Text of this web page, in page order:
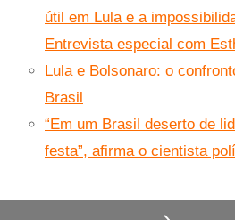
útil em Lula e a
Entrevista especial com
Lula e Bolsonaro: o
Brasil
“Em um Brasil deserto de
festa”, afirma o cientista